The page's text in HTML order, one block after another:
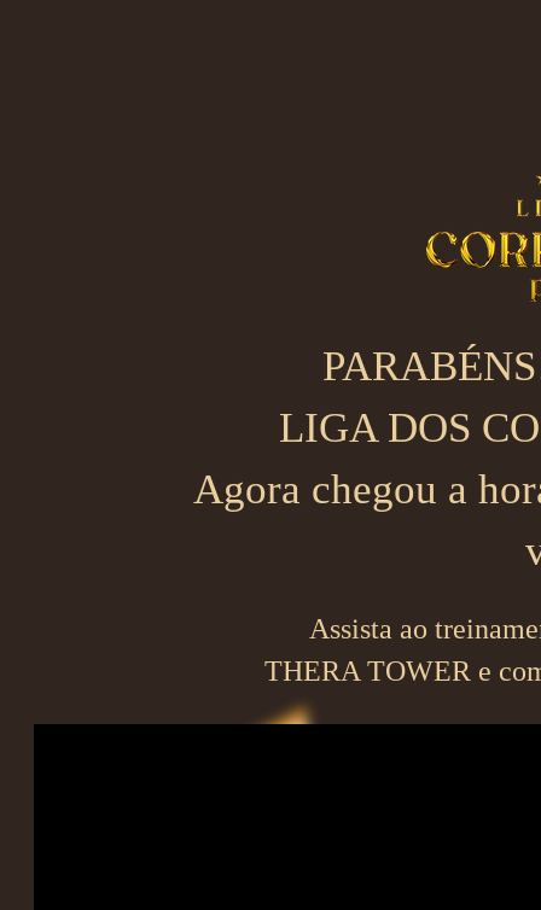
LIGA DOS
Agora chegou a
Assista ao
THERA TOWER e